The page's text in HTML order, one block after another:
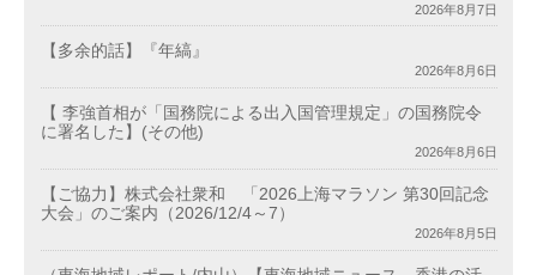
2026年8月7日
【多余的話】『年縞』
2026年8月6日
【 李強首相が「国務院による出入国管理規定」の国務院令
に署名した】(その他)
2026年8月6日
【ご協力】株式会社衆和 「2026上海マラソン 第30回記念
大会」のご案内（2026/12/4～7）
2026年8月5日